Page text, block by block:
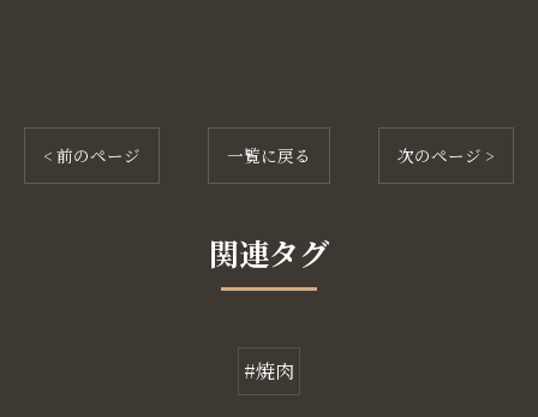
< 前のページ 一覧に戻る 次のページ >
関連タグ
#焼肉